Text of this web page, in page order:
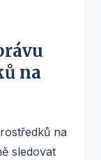
na
na
sledovat